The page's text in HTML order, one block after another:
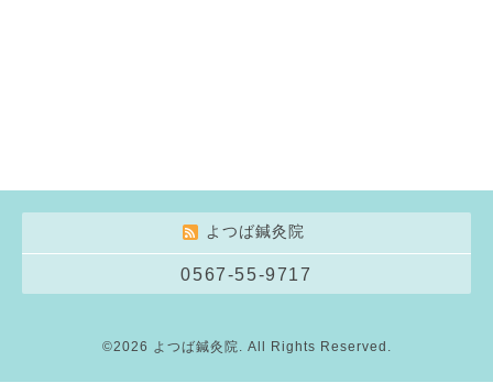
よつば鍼灸院
0567-55-9717
©2026 よつば鍼灸院. All Rights Reserved.